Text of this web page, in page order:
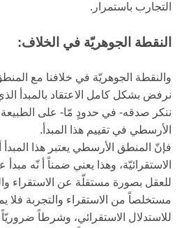
التجارب باستمرار.
النقطة الجوهريّة في الخلاف:
والنقطة الجوهريّة في خلافنا مع
نرفض بشكل كامل الاعتقاد بالمبدأ الذي
ننكر صدقه- في حدودٍ مّا- على
الأرسطي في تقييم هذا المبدأ.
فإنّ المنطق الأرسطي يعتبر هذا المبدأ
الاستقرائيّة، وهذا يعني ضمناً أ نّه
للعقل بصورة مستقلّة عن الاستقراء
مستخلصاً من الاستقراء والتجربة فلا
للاستدلال الاستقرائي، وشرطاً ضروريّاً